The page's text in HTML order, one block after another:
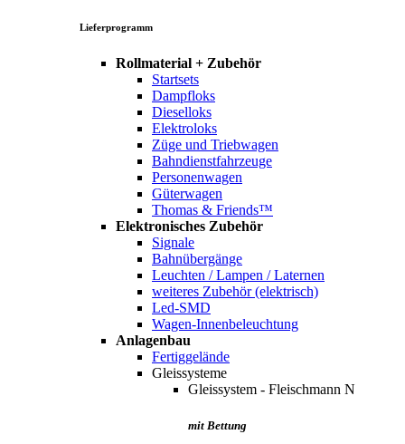
Lieferprogramm
Rollmaterial + Zubehör
Startsets
Dampfloks
Dieselloks
Elektroloks
Züge und Triebwagen
Bahndienstfahrzeuge
Personenwagen
Güterwagen
Thomas & Friends™
Elektronisches Zubehör
Signale
Bahnübergänge
Leuchten / Lampen / Laternen
weiteres Zubehör (elektrisch)
Led-SMD
Wagen-Innenbeleuchtung
Anlagenbau
Fertiggelände
Gleissysteme
Gleissystem - Fleischmann N
mit Bettung